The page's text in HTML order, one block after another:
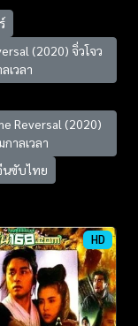
(2020) จิ่วโจว
เวลา
Reversal (2020)
าลเวลา
นซับไทย
HD